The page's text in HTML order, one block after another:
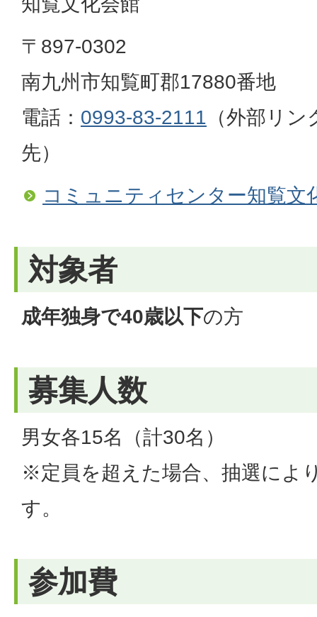
〒897-0302
南九州市知覧町郡17880番地
電話： 0993-83-2111 （外部リン
先）
コミュニティセンター知覧文
対象者
成年独身で40歳以下の方
募集人数
男女各15名（計30名）
※定員を超えた場合、抽選によ
す。
参加費